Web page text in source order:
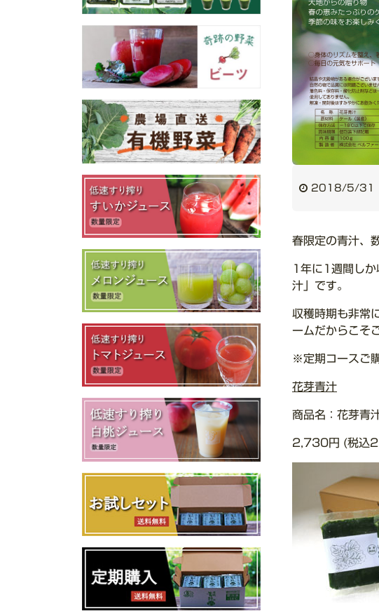
2018/5/31
春限定の青汁、
1年に1週間しか
汁」です。
収穫時期も非常
ームだからこそ
※定期コースご
花芽青汁
商品名：花芽青
2,730円 (税込